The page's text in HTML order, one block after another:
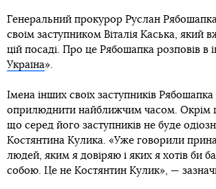
Генеральний прокурор Руслан
своїм заступником Віталія Каська, який
цій посаді. Про це Рябошапка розповів в
Україна».
Імена інших своїх заступників Рябошапка
оприлюднити найближчим часом. Окрім
що серед його заступників не буде
Костянтина Кулика. «Уже говорили
людей, яким я довіряю і яких я хотів би
собою. Це не Костянтин Кулик», —